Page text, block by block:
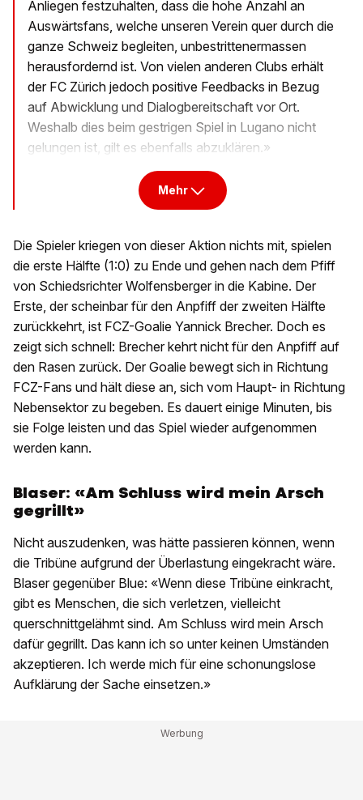
Anliegen festzuhalten, dass die hohe Anzahl an
Auswärtsfans, welche unseren Verein quer durch die
ganze Schweiz begleiten, unbestrittenermassen
herausfordernd ist. Von vielen anderen Clubs erhält
der FC Zürich jedoch positive Feedbacks in Bezug
auf Abwicklung und Dialogbereitschaft vor Ort.
Weshalb dies beim gestrigen Spiel in Lugano nicht
gelungen ist, gilt es ebenfalls abzuklären.»
Mehr
Die Spieler kriegen von dieser Aktion nichts mit, spielen
die erste Hälfte (1:0) zu Ende und gehen nach dem Pfiff
von Schiedsrichter Wolfensberger in die Kabine. Der
Erste, der scheinbar für den Anpfiff der zweiten Hälfte
zurückkehrt, ist FCZ-Goalie Yannick Brecher. Doch es
zeigt sich schnell: Brecher kehrt nicht für den Anpfiff auf
den Rasen zurück. Der Goalie bewegt sich in Richtung
FCZ-Fans und hält diese an, sich vom Haupt- in Richtung
Nebensektor zu begeben. Es dauert einige Minuten, bis
sie Folge leisten und das Spiel wieder aufgenommen
werden kann.
Blaser: «Am Schluss wird mein Arsch
gegrillt»
Nicht auszudenken, was hätte passieren können, wenn
die Tribüne aufgrund der Überlastung eingekracht wäre.
Blaser gegenüber Blue: «Wenn diese Tribüne einkracht,
gibt es Menschen, die sich verletzen, vielleicht
querschnittgelähmt sind. Am Schluss wird mein Arsch
dafür gegrillt. Das kann ich so unter keinen Umständen
akzeptieren. Ich werde mich für eine schonungslose
Aufklärung der Sache einsetzen.»